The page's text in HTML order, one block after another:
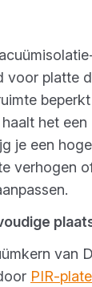
voor platte
het
je een
verhogen
van
PIR-